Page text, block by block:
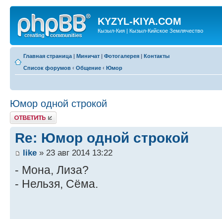
KYZYL-KIYA.COM
Кызыл-Кия | Кызыл-Кийское Землячество
Главная страница | Миничат | Фотогалерея | Контакты
Список форумов ‹ Общение ‹ Юмор
Юмор одной строкой
Ответить
Re: Юмор одной строкой
like » 23 авг 2014 13:22
- Мона, Лиза?
- Нельзя, Сёма.